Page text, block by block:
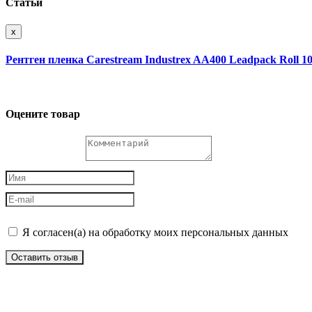
Статьи
x
Рентген пленка Carestream Industrex AA400 Leadpack Roll
Оцените товар
Я согласен(а) на обработку моих персональных данных
Оставить отзыв